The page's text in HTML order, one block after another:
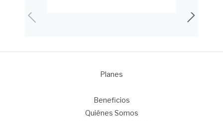
Planes
Beneficios
Quiénes Somos